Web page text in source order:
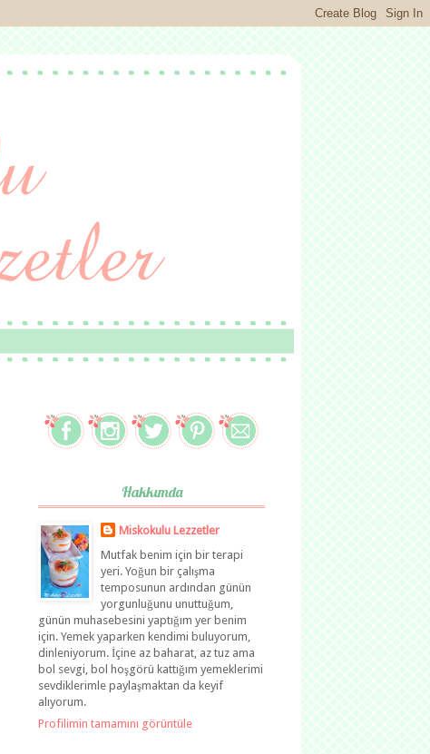
Hakkımda
Miskokulu Lezzetler
Mutfak benim için bir terapi
yeri. Yoğun bir çalışma
temposunun ardından günün
yorgunluğunu unuttuğum,
günün muhasebesini yaptığım yer benim
için. Yemek yaparken kendimi buluyorum,
dinleniyorum. İçine az baharat, az tuz ama
bol sevgi, bol hoşgörü kattığım yemeklerimi
sevdiklerimle paylaşmaktan da keyif
alıyorum.
Profilimin tamamını görüntüle